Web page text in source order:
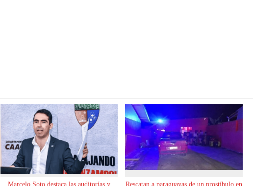
Marcelo Soto destaca las auditorías y Rescatan a paraguayas de un prostíbulo en